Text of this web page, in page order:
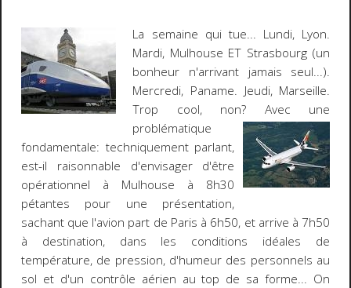
La semaine qui tue... Lundi, Lyon.
Mardi, Mulhouse ET Strasbourg (un
bonheur n'arrivant jamais seul...).
Mercredi, Paname. Jeudi, Marseille.
Trop cool, non? Avec une
problématique
fondamentale: techniquement parlant,
est-il raisonnable d'envisager d'être
opérationnel à Mulhouse à 8h30
pétantes pour une présentation,
sachant que l'avion part de Paris à 6h50, et arrive à 7h50
à destination, dans les conditions idéales de
température, de pression, d'humeur des personnels au
sol et d'un contrôle aérien au top de sa forme... On